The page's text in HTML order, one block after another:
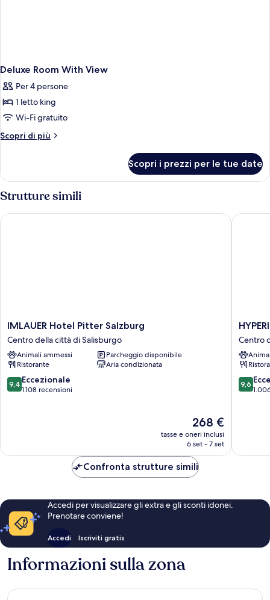
Deluxe Room With View
Per 4 persone
1 letto king
Wi-Fi gratuito
Scopri di più
Altri
Room
View
Scopri i prezzi per le tue date
Strutture simili
IMLAUER
Hotel
Pitter
Salzburg
Centro
della
città
IMLAUER Hotel Pitter Salzburg
Centro della città di Salisburgo
Animali ammessi
Parcheggio disponibile
Ristorante
Aria condizionata
9.4
su
9,4 Eccezionale
1.108 recensioni
Il
prezzo
attuale
268 €
268 €
tasse e oneri inclusi
6 set - 7 set
IMLAUER Hotel Pitter Salzburg
Hotel
Centro
della
città
di
Centro
9.6
su
9,6
Confronta strutture simili
Accedi per visualizzare gli extra e gli sconti idonei.
Prenotare conviene!
Accedi Iscriviti gratis
Informazioni sulla zona